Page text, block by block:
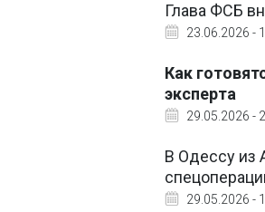
Глава ФСБ
23.06.2026 -
Как
эксперта
29.05.2026 -
В Одессу из
29.05.2026 -